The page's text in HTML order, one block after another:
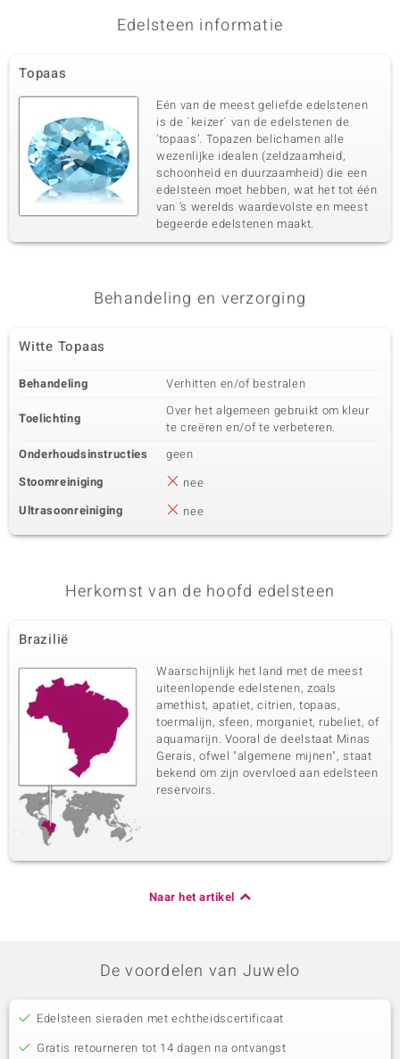
Edelsteen informatie
Topaas
Eén van de meest geliefde edelstenen
is de ´keizer´ van de edelstenen de
‘topaas’. Topazen belichamen alle
wezenlijke idealen (zeldzaamheid,
schoonheid en duurzaamheid) die een
edelsteen moet hebben, wat het tot één
van ’s werelds waardevolste en meest
begeerde edelstenen maakt.
Behandeling en verzorging
Witte Topaas
Behandeling Verhitten en/of bestralen
Toelichting
Over het algemeen gebruikt om kleur
te creëren en/of te verbeteren.
Onderhoudsinstructies
geen
Stoomreiniging
nee
Ultrasoonreiniging
nee
Herkomst van de hoofd edelsteen
Brazilië
Waarschijnlijk het land met de meest
uiteenlopende edelstenen, zoals
amethist, apatiet, citrien, topaas,
toermalijn, sfeen, morganiet, rubeliet, of
aquamarijn. Vooral de deelstaat Minas
Gerais, ofwel "algemene mijnen", staat
bekend om zijn overvloed aan edelsteen
reservoirs.
Naar het artikel
De voordelen van Juwelo
Edelsteen sieraden met echtheidscertificaat
Gratis retourneren tot 14 dagen na ontvangst